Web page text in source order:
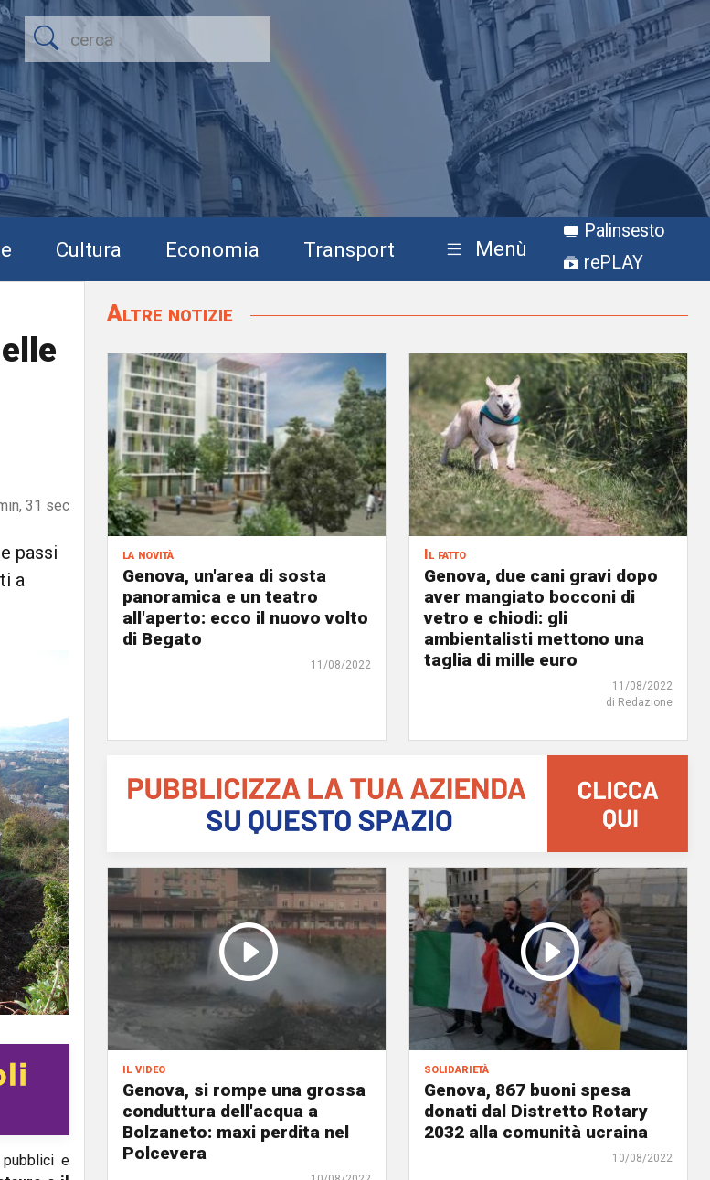
Cultura Economia Transport Menù
Palinsesto
rePLAY
31 sec
passi
a
pubblici e
Altre notizie
la novità
Genova, un'area di sosta
panoramica e un teatro
all'aperto: ecco il nuovo volto
di Begato
11/08/2022
Il fatto
Genova, due cani gravi dopo
aver mangiato bocconi di
vetro e chiodi: gli
ambientalisti mettono una
taglia di mille euro
11/08/2022
di Redazione
il video
Genova, si rompe una grossa
conduttura dell'acqua a
Bolzaneto: maxi perdita nel
Polcevera
solidarietà
Genova, 867 buoni spesa
donati dal Distretto Rotary
2032 alla comunità ucraina
10/08/2022